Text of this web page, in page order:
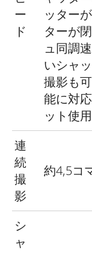
ー
ド
ッター
ターが
ュ同調
いシャ
撮影も
能に対
ット使用
連
続
撮
影
約4,5コ
シ
ャ